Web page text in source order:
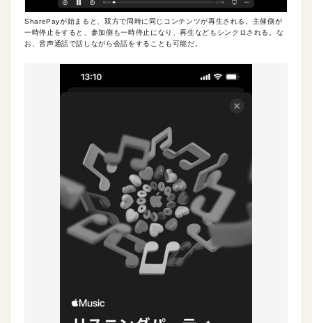
SharePayが始まると、双方で同時に同じコンテンツが再生される。主催側が
一時停止をすると、参加側も一時停止になり、再生などもシンクロされる。な
お、音声通話で話しながら会話をすることも可能だ。